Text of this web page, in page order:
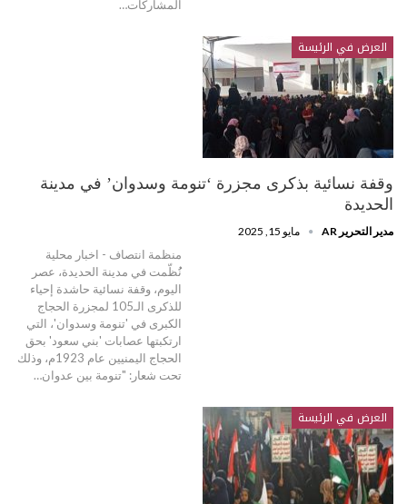
المشاركات…
العرض في الرئيسة
وقفة نسائية بذكرى مجزرة ‘تنومة وسدوان’ في مدينة
الحديدة
مدير التحرير AR مايو 15, 2025
منظمة انتصاف - اخبار محلية
نُُظّمت في مدينة الحديدة، عصر
اليوم، وقفة نسائية حاشدة إحياء
للذكرى الـ105 لمجزرة الحجاج
الكبرى في 'تنومة وسدوان'، التي
ارتكبتها عصابات 'بني سعود' بحق
الحجاج اليمنيين عام 1923م، وذلك
تحت شعار: "تنومة بين عدوان…
العرض في الرئيسة